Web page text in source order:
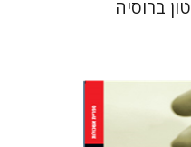
ברוסיה